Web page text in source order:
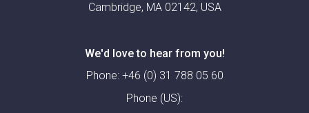
Cambridge, MA 02142, USA
We'd love to hear from you!
Phone: +46 (0) 31 788 05 60
Phone (US):